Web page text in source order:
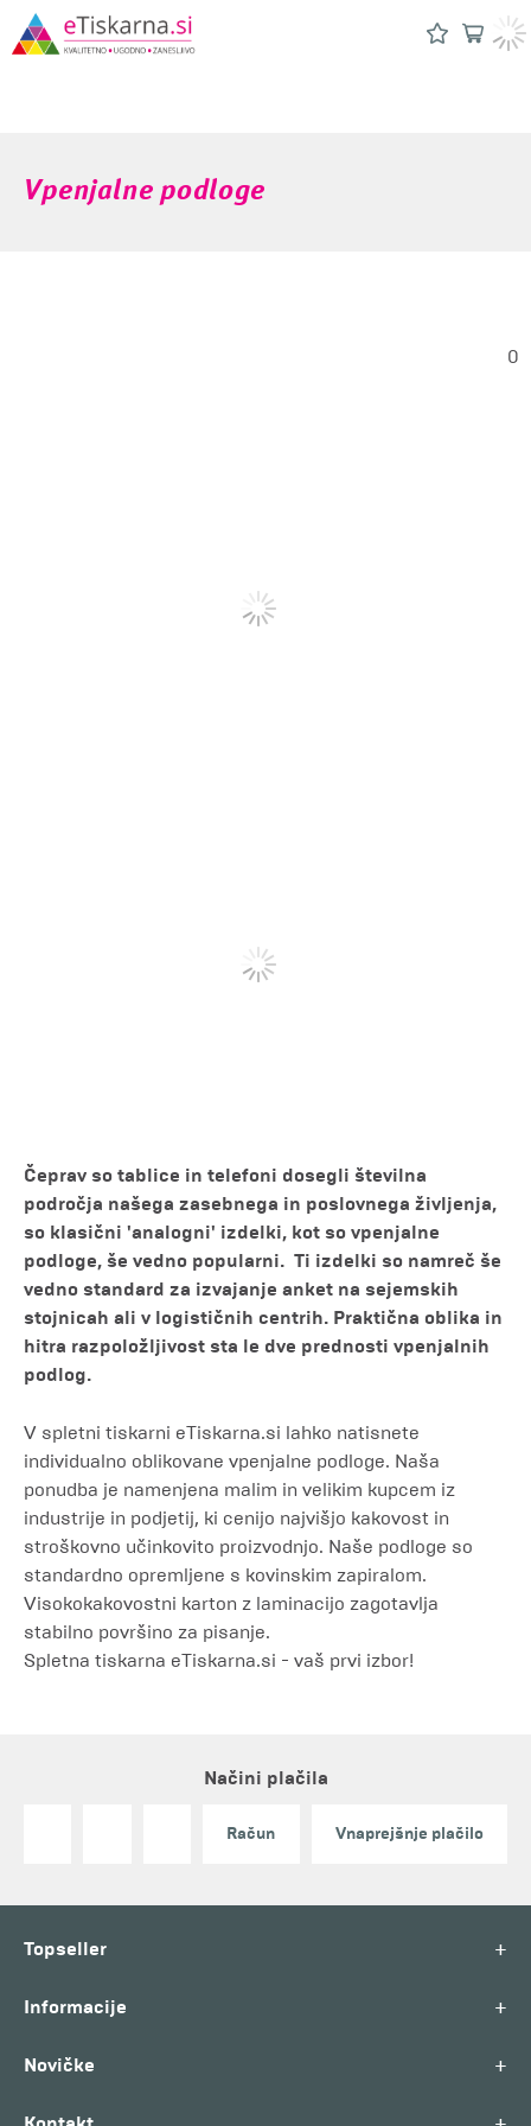
Vpenjalne podloge
0
Čeprav so tablice in telefoni dosegli številna
področja našega zasebnega in poslovnega življenja,
so klasični 'analogni' izdelki, kot so vpenjalne
podloge, še vedno popularni. Ti izdelki so namreč še
vedno standard za izvajanje anket na sejemskih
stojnicah ali v logističnih centrih. Praktična oblika in
hitra razpoložljivost sta le dve prednosti vpenjalnih
podlog.
V spletni tiskarni eTiskarna.si lahko natisnete
individualno oblikovane vpenjalne podloge. Naša
ponudba je namenjena malim in velikim kupcem iz
industrije in podjetij, ki cenijo najvišjo kakovost in
stroškovno učinkovito proizvodnjo. Naše podloge so
standardno opremljene s kovinskim zapiralom.
Visokokakovostni karton z laminacijo zagotavlja
stabilno površino za pisanje.
Spletna tiskarna eTiskarna.si - vaš prvi izbor!
Načini plačila
Račun Vnaprejšnje plačilo
Topseller +
Informacije +
Novičke +